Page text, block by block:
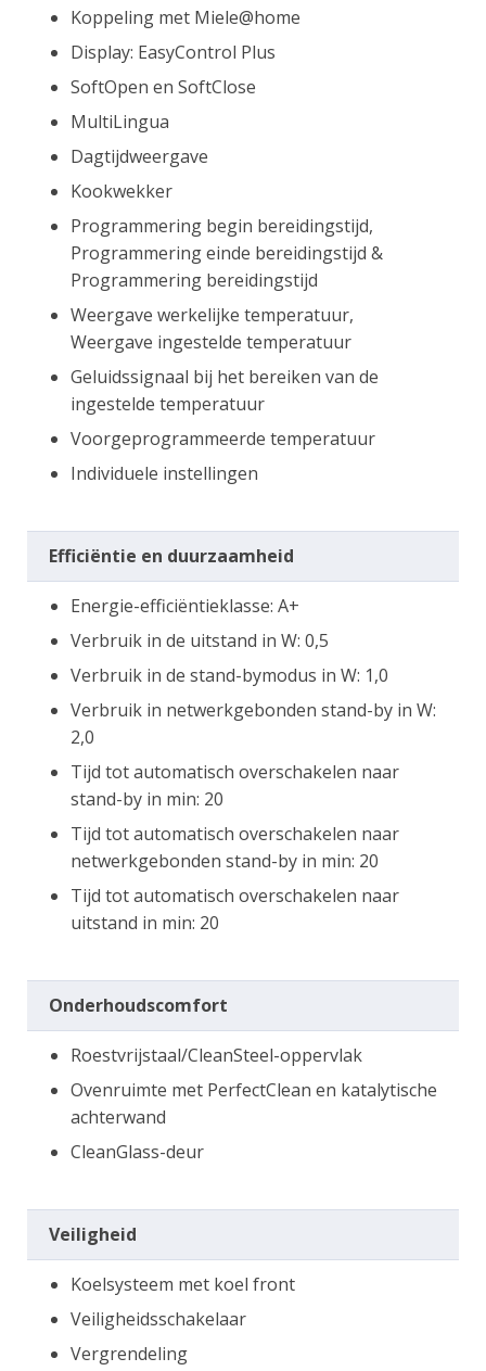
Koppeling met Miele@home
Display: EasyControl Plus
SoftOpen en SoftClose
MultiLingua
Dagtijdweergave
Kookwekker
Programmering begin bereidingstijd,
Programmering einde bereidingstijd &
Programmering bereidingstijd
Weergave werkelijke temperatuur,
Weergave ingestelde temperatuur
Geluidssignaal bij het bereiken van de
ingestelde temperatuur
Voorgeprogrammeerde temperatuur
Individuele instellingen
Efficiëntie en duurzaamheid
Energie-efficiëntieklasse: A+
Verbruik in de uitstand in W: 0,5
Verbruik in de stand-bymodus in W: 1,0
Verbruik in netwerkgebonden stand-by in W:
2,0
Tijd tot automatisch overschakelen naar
stand-by in min: 20
Tijd tot automatisch overschakelen naar
netwerkgebonden stand-by in min: 20
Tijd tot automatisch overschakelen naar
uitstand in min: 20
Onderhoudscomfort
Roestvrijstaal/CleanSteel-oppervlak
Ovenruimte met PerfectClean en katalytische
achterwand
CleanGlass-deur
Veiligheid
Koelsysteem met koel front
Veiligheidsschakelaar
Vergrendeling